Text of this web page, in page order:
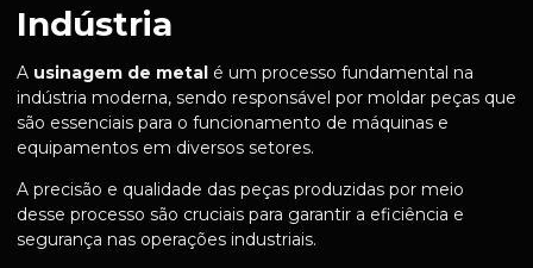
Indústria
A usinagem de metal é um processo fundamental na
indústria moderna, sendo responsável por moldar peças que
são essenciais para o funcionamento de máquinas e
equipamentos em diversos setores.
A precisão e qualidade das peças produzidas por meio
desse processo são cruciais para garantir a eficiência e
segurança nas operações industriais.